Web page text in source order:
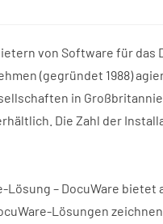
von Software für das
(gegründet 1988)
in
Die Zahl der
Lösung – DocuWare
Lösungen